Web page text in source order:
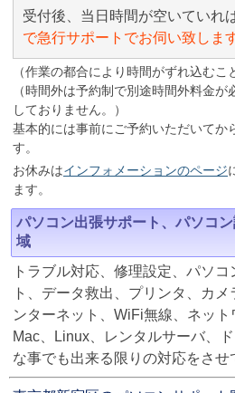
受付後、当日時間が空いていれば
で急行サポートでお伺い致します
（作業の都合により時間がずれ込むこ
（時間外は予約制で別途時間外料金
しておりません。）
基本的には事前にご予約いただいてか
す。
お休みはインフォメーションのページ
ます。
パソコン出張サポート、パソコ
域
トラブル対応、修理設定、パソ
ト、データ救出、プリンタ、カ
ンターネット、WiFi無線、ネット
Mac、Linux、レンタルサーバ、
な事でも出来る限りの対応をさせ